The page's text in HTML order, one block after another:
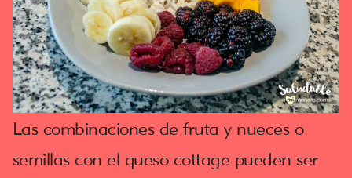
Las combinaciones de fruta y nueces o
semillas con el queso cottage pueden ser